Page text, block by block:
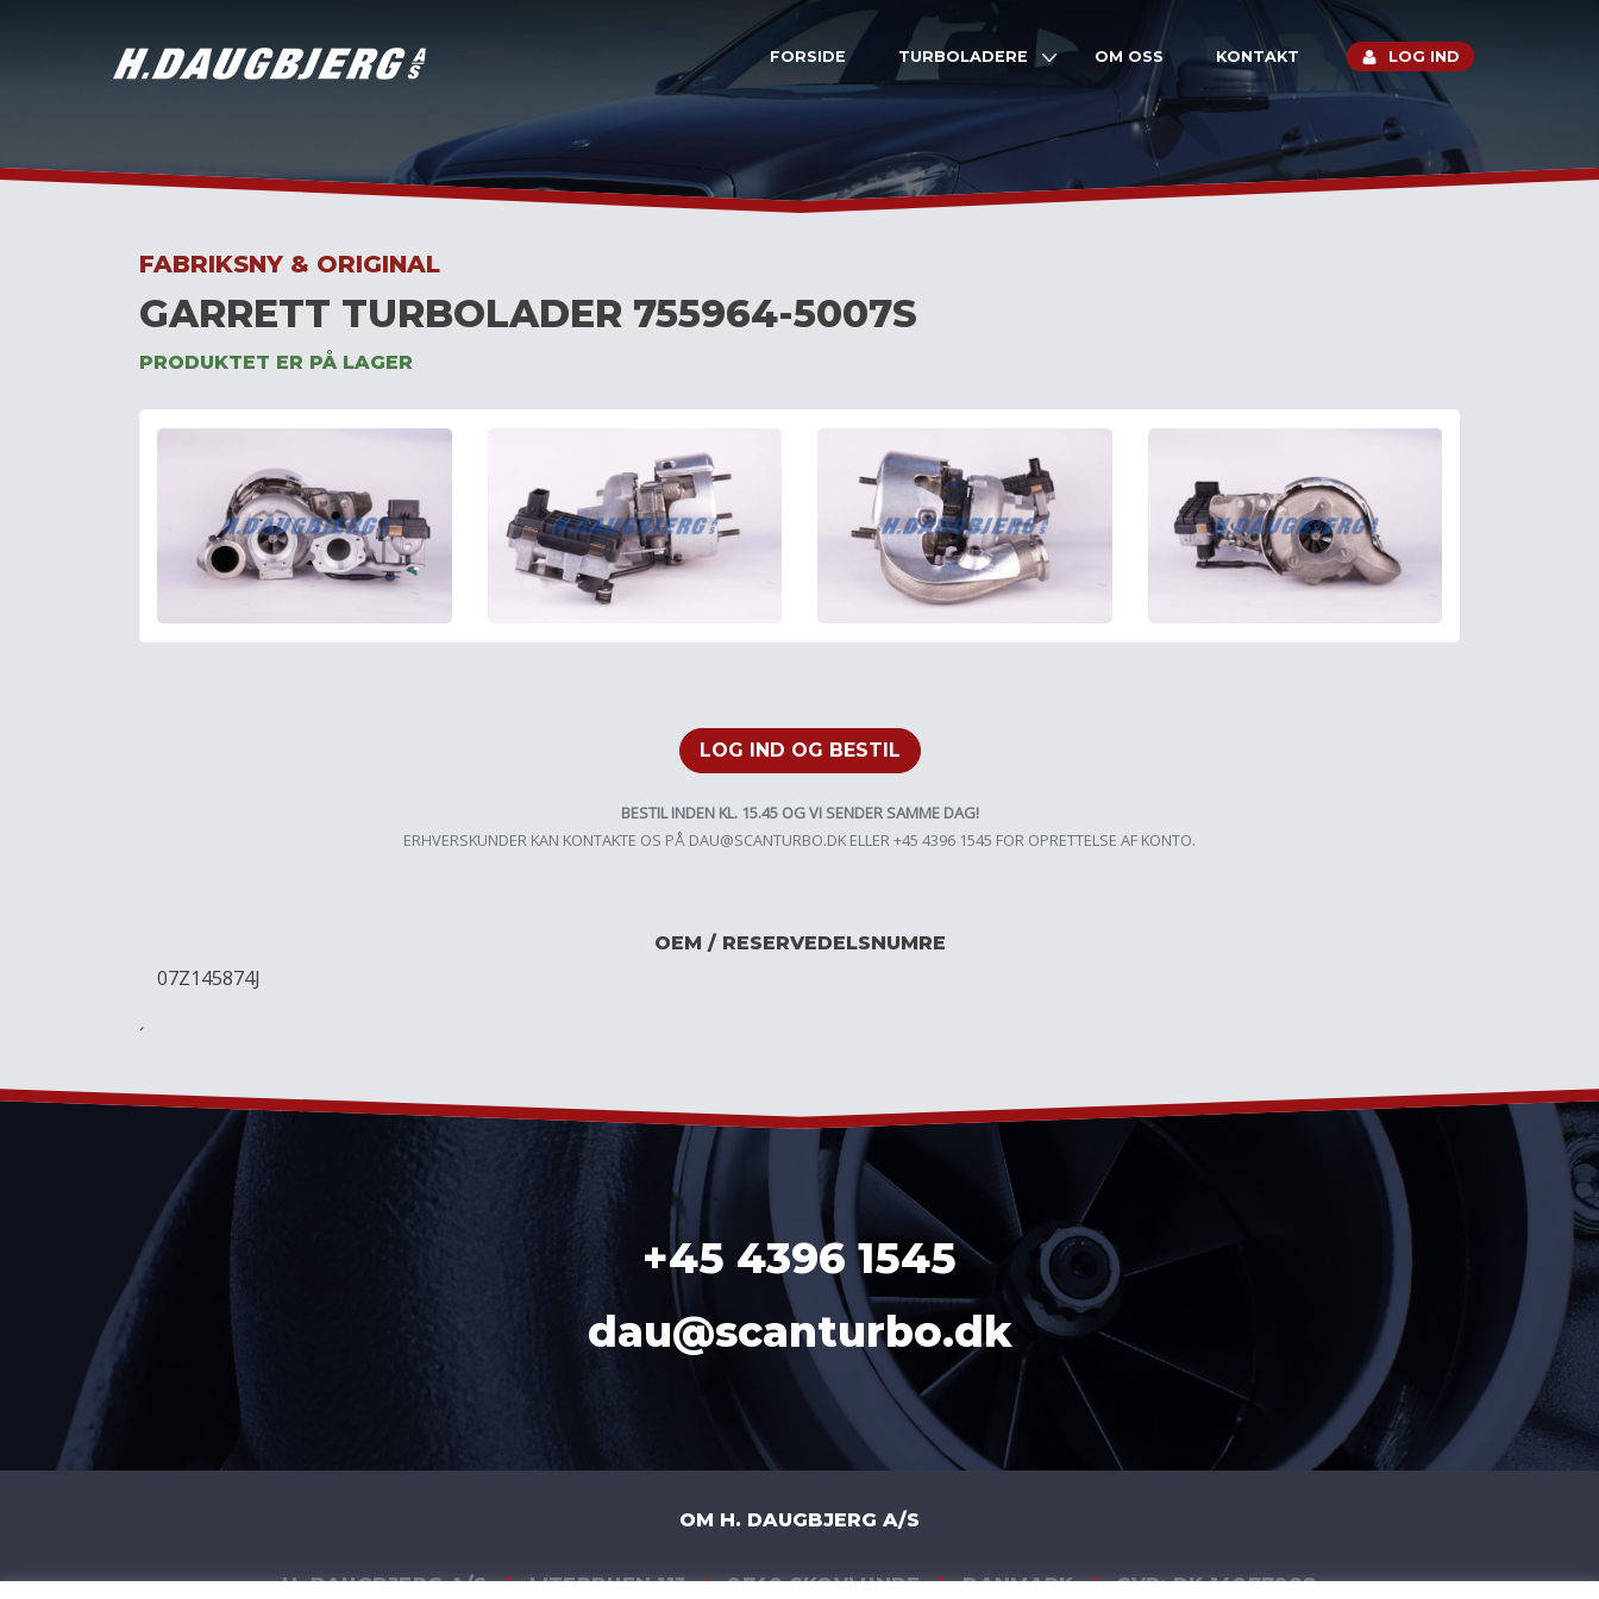
FORSIDE TURBOLADERE OM OSS KONTAKT LOG IND
FABRIKSNY & ORIGINAL
GARRETT TURBOLADER 755964-5007S
PRODUKTET ER PÅ LAGER
LOG IND OG BESTIL
BESTIL INDEN KL. 15.45 OG VI SENDER SAMME DAG!
ERHVERSKUNDER KAN KONTAKTE OS PÅ DAU@SCANTURBO.DK ELLER +45 4396 1545 FOR OPRETTELSE AF KONTO.
OEM / RESERVEDELSNUMRE
07Z145874J
´
+45 4396 1545
dau@scanturbo.dk
OM H. DAUGBJERG A/S
H. DAUGBJERG A/S | LITERBUEN 11J | 2740 SKOVLUNDE | DANMARK | CVR: DK 14877908